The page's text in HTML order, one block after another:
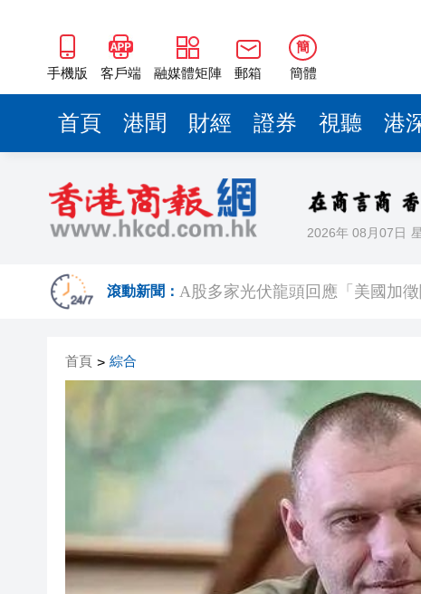
手機版 客戶端 融媒體矩陣 郵箱
簡
簡體
首頁 港聞 財經 證券 視聽 港
2026年 08月07日
滾動新聞： 【A股午評】三大指數集體上漲
中國7月以美元計價出口同比增長
有片丨SpaceX火箭殘骸撞上月球
宏福苑大火｜跨部門專組最終調
美國總統特朗普稱繼續支持防長
滙豐據報出售東京總部大樓 計劃
首頁 > 綜合